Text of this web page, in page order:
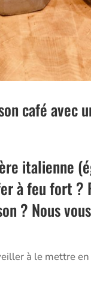
café avec
italienne
à feu fort ?
? Nous
à le mettre